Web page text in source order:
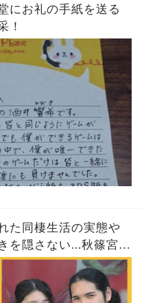
にお礼の手紙を送る
！
た同棲生活の実態や
を隠さない...秋篠宮家
の真相や暴露された